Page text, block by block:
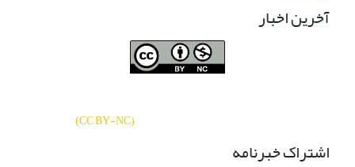
آخرین اخبار
(
CC BY-NC
)
اشتراک خبرنامه